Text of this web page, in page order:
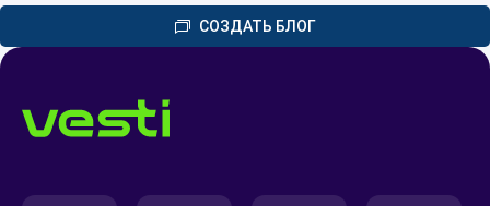
СОЗДАТЬ БЛОГ